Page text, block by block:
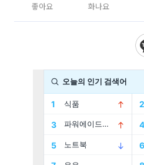
좋아요 화나요